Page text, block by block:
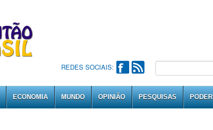
REDES SOCIAIS:
ECONOMIA MUNDO OPINIÃO PESQUISAS PODER